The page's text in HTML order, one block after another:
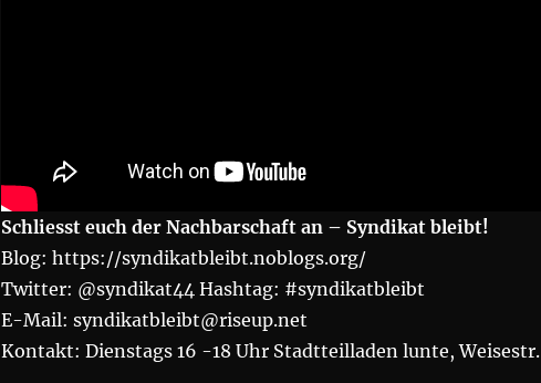
Schliesst euch der Nachbarschaft an – Syndikat bleibt!
Blog: https://syndikatbleibt.noblogs.org/
Twitter: @syndikat44 Hashtag: #syndikatbleibt
E-Mail: syndikatbleibt@riseup.net
Kontakt: Dienstags 16 -18 Uhr Stadtteilladen lunte, Weisestr.